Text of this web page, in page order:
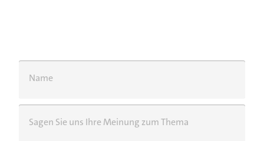
Name
Sagen Sie uns Ihre Meinung zum Thema